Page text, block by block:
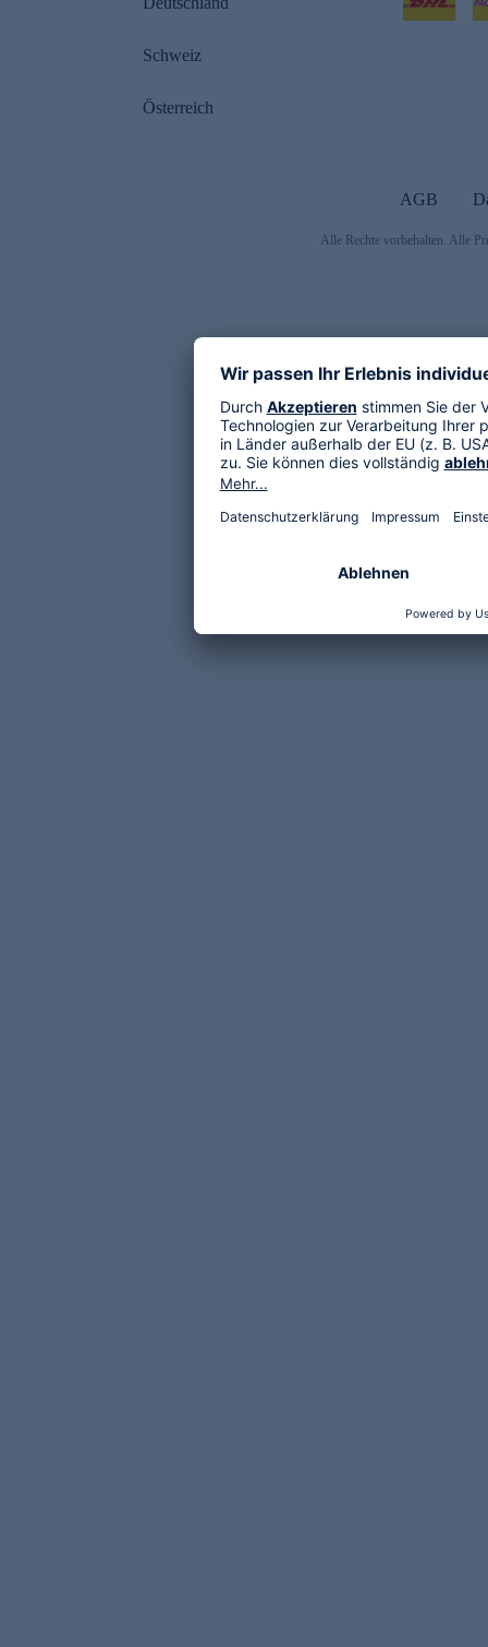
Schweiz
Österreich
AGB
Alle Rechte vorbehalten. Alle